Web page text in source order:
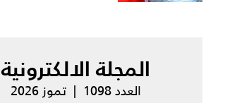
المجلة الالكترونية
العدد 1098 | تموز 2026